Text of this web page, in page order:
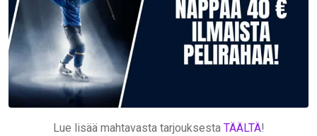
Lue lisää mahtavasta tarjouksesta TÄÄLTÄ!